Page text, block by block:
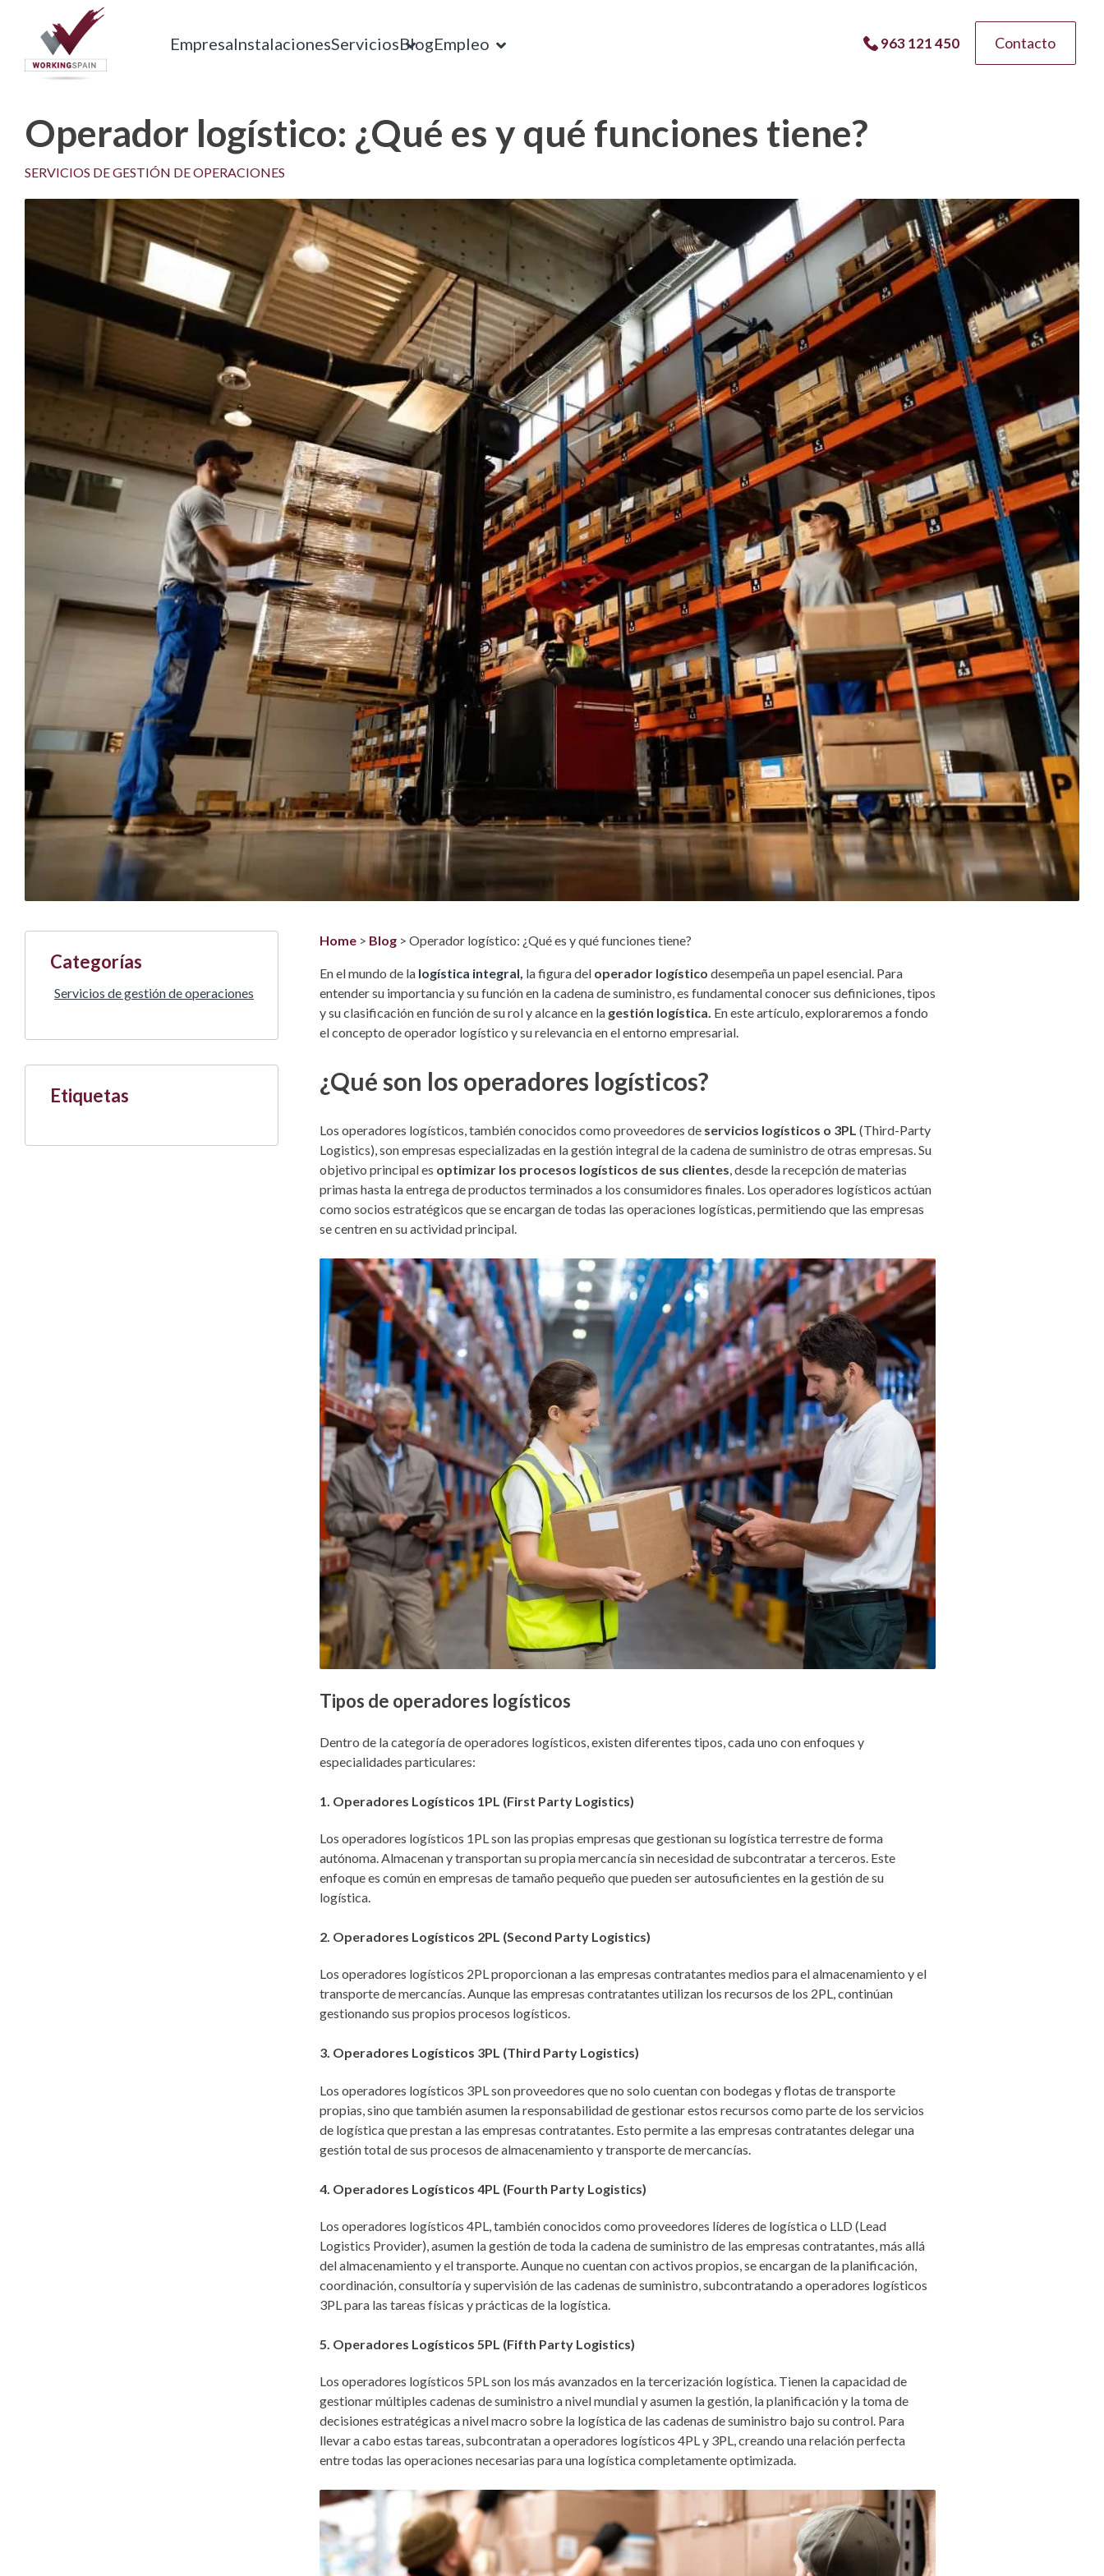
EmpresaInstalacionesServiciosBlogEmpleo 963 121 450 Contacto
Operador logístico: ¿Qué es y qué funciones tiene?
SERVICIOS DE GESTIÓN DE OPERACIONES
Categorías
Servicios de gestión de operaciones
Etiquetas
Home > Blog> Operador logístico: ¿Qué es y qué funciones tiene?
En el mundo de la logística integral, la figura del operador logístico desempeña un papel esencial. Para
entender su importancia y su función en la cadena de suministro, es fundamental conocer sus definiciones, tipos
y su clasificación en función de su rol y alcance en lagestión logística. En este artículo, exploraremos a fondo
el concepto de operador logístico y su relevancia en el entorno empresarial.
¿Qué son los operadores logísticos?
Los operadores logísticos, también conocidos como proveedores de servicios logísticos o 3PL (Third-Party
Logistics), son empresas especializadas en la gestión integral de la cadena de suministro de otras empresas. Su
objetivo principal es optimizar los procesos logísticos de sus clientes, desde la recepción de materias
primas hasta la entrega de productos terminados a los consumidores finales. Los operadores logísticos actúan
como socios estratégicos que se encargan de todas las operaciones logísticas, permitiendo que las empresas
se centren en su actividad principal.
Tipos de operadores logísticos
Dentro de la categoría de operadores logísticos, existen diferentes tipos, cada uno con enfoques y
especialidades particulares:
1. Operadores Logísticos 1PL (First Party Logistics)
Los operadores logísticos 1PL son las propias empresas que gestionan su logística terrestre de forma
autónoma. Almacenan y transportan su propia mercancía sin necesidad de subcontratar a terceros. Este
enfoque es común en empresas de tamaño pequeño que pueden ser autosuficientes en la gestión de su
logística.
2. Operadores Logísticos 2PL (Second Party Logistics)
Los operadores logísticos 2PL proporcionan a las empresas contratantes medios para el almacenamiento y el
transporte de mercancías. Aunque las empresas contratantes utilizan los recursos de los 2PL, continúan
gestionando sus propios procesos logísticos.
3. Operadores Logísticos 3PL (Third Party Logistics)
Los operadores logísticos 3PL son proveedores que no solo cuentan con bodegas y flotas de transporte
propias, sino que también asumen la responsabilidad de gestionar estos recursos como parte de los servicios
de logística que prestan a las empresas contratantes. Esto permite a las empresas contratantes delegar una
gestión total de sus procesos de almacenamiento y transporte de mercancías.
4. Operadores Logísticos 4PL (Fourth Party Logistics)
Los operadores logísticos 4PL, también conocidos como proveedores líderes de logística o LLD (Lead
Logistics Provider), asumen la gestión de toda la cadena de suministro de las empresas contratantes, más allá
del almacenamiento y el transporte. Aunque no cuentan con activos propios, se encargan de la planificación,
coordinación, consultoría y supervisión de las cadenas de suministro, subcontratando a operadores logísticos
3PL para las tareas físicas y prácticas de la logística.
5. Operadores Logísticos 5PL (Fifth Party Logistics)
Los operadores logísticos 5PL son los más avanzados en la tercerización logística. Tienen la capacidad de
gestionar múltiples cadenas de suministro a nivel mundial y asumen la gestión, la planificación y la toma de
decisiones estratégicas a nivel macro sobre la logística de las cadenas de suministro bajo su control. Para
llevar a cabo estas tareas, subcontratan a operadores logísticos 4PL y 3PL, creando una relación perfecta
entre todas las operaciones necesarias para una logística completamente optimizada.